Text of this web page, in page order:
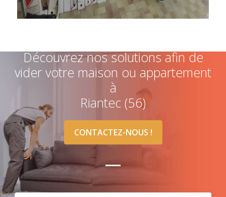
Découvrez nos solutions afin de
vider votre maison ou appartement
à
Riantec (56)
CONTACTEZ-NOUS !